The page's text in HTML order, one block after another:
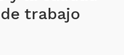
trabajo